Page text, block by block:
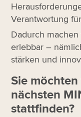
Verantwortung
Dadurch
erlebbar –
stärken und
Sie
nächsten
stattfinden?